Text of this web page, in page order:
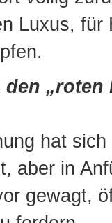
Luxus, für
„roten
hat sich
aber in
gewagt,